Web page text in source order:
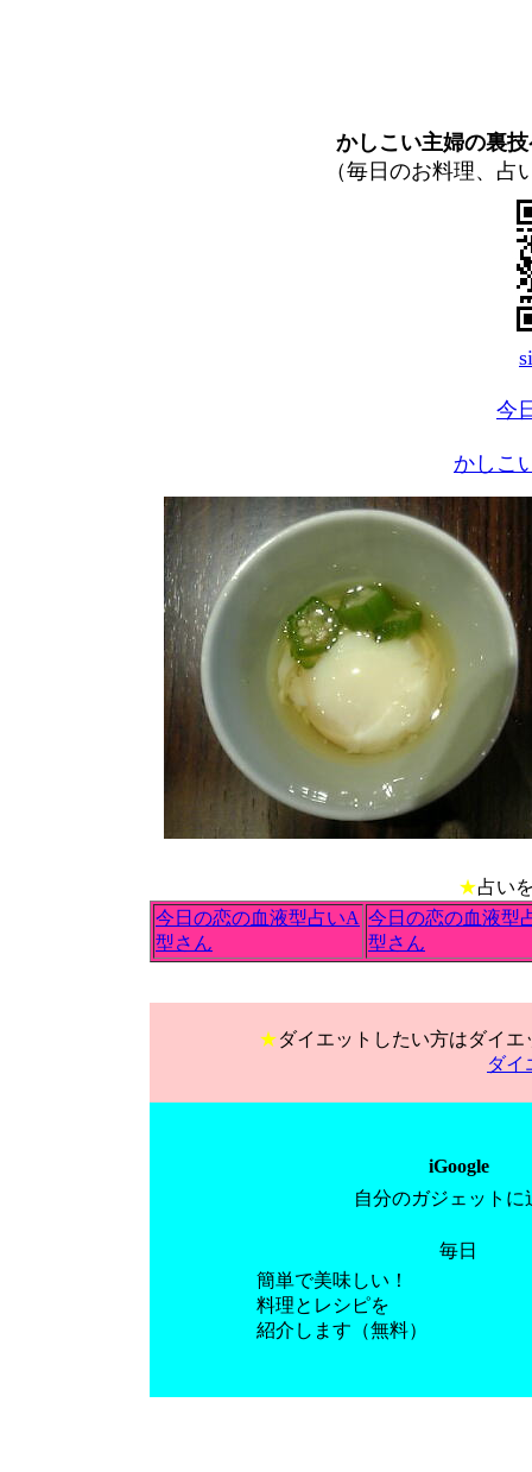
かしこい主婦の裏
（毎日のお料理、
今
かしこ
★占い
今日の恋の血液型占いA
型さん
今日の恋の血液型
型さん
★ダイエットしたい方はダイ
ダイ
iGoogle
自分のガジェットに
毎日
簡単で美味しい！
料理とレシピを
紹介します（無料）